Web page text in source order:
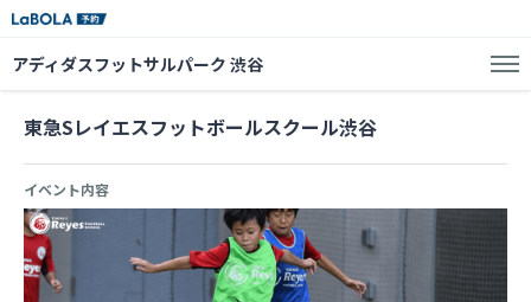
アディダスフットサルパーク 渋谷
東急Sレイエスフットボールスクール渋谷
イベント内容